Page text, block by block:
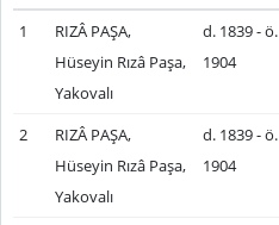
1
RIZÂ PAŞA,
Hüseyin Rızâ Paşa,
Yakovalı
d. 1839 - ö.
1904
2
RIZÂ PAŞA,
Hüseyin Rızâ Paşa,
Yakovalı
d. 1839 - ö.
1904